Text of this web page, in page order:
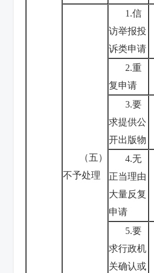
（五）
不予处理
1.信
访举报投
诉类申请
2.重
复申请
3.要
求提供公
开出版物
4.无
正当理由
大量反复
申请
5.要
求行政机
关确认或